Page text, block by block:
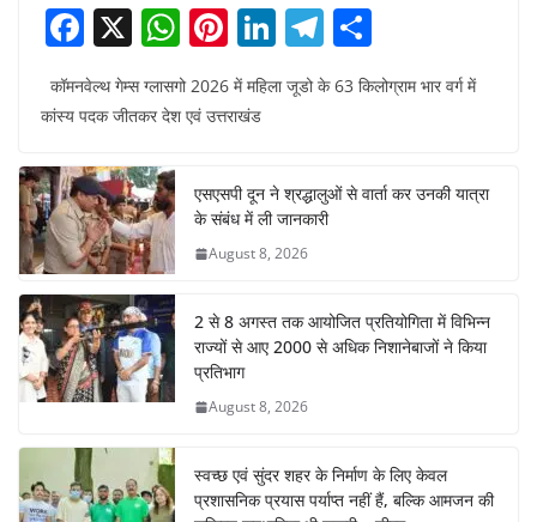
F
a
c
b
o
o
k
X W
h
at
s
A
p
p
Pi
nt
er
st
Li
k
dI
n
T
e
a
m
h
ar
कॉमनवेल्थ गेम्स ग्लासगो 2026 में महिला जूडो के 63 किलोग्राम भार वर्ग में
कांस्य पदक जीतकर देश एवं उत्तराखंड
एसएसपी दून ने श्रद्धालुओं से वार्ता कर उनकी यात्रा
के संबंध में ली जानकारी
August 8, 2026
2 से 8 अगस्त तक आयोजित प्रतियोगिता में विभिन्न
राज्यों से आए 2000 से अधिक निशानेबाजों ने किया
प्रतिभाग
August 8, 2026
स्वच्छ एवं सुंदर शहर के निर्माण के लिए केवल
प्रशासनिक प्रयास पर्याप्त नहीं हैं, बल्कि आमजन की